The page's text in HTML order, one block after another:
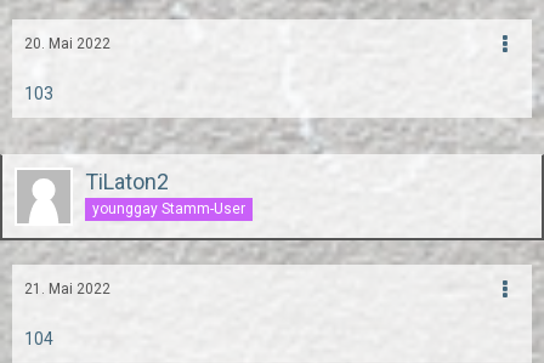
20. Mai 2022
103
TiLaton2
younggay Stamm-User
21. Mai 2022
104